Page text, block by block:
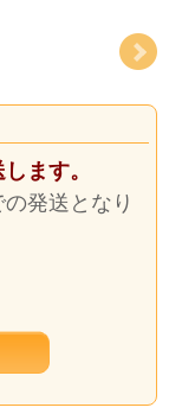
ます。
発送となり
が、「龍」